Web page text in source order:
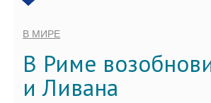
В МИРЕ
В Риме
и Ливана